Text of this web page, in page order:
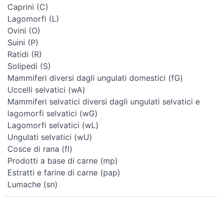
Caprini (C)
Lagomorfi (L)
Ovini (O)
Suini (P)
Ratidi (R)
Solipedi (S)
Mammiferi diversi dagli ungulati domestici (fG)
Uccelli selvatici (wA)
Mammiferi selvatici diversi dagli ungulati selvatici e
lagomorfi selvatici (wG)
Lagomorfi selvatici (wL)
Ungulati selvatici (wU)
Cosce di rana (fl)
Prodotti a base di carne (mp)
Estratti e farine di carne (pap)
Lumache (sn)